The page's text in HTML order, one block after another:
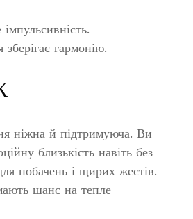
зберігає гармонію.
ніжна й підтримуюча. Ви
близькість навіть без
побачень і щирих жестів.
шанс на тепле